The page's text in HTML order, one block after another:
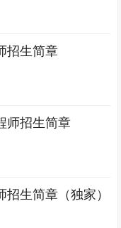
招生简章
师招生简章
生简章（独家）